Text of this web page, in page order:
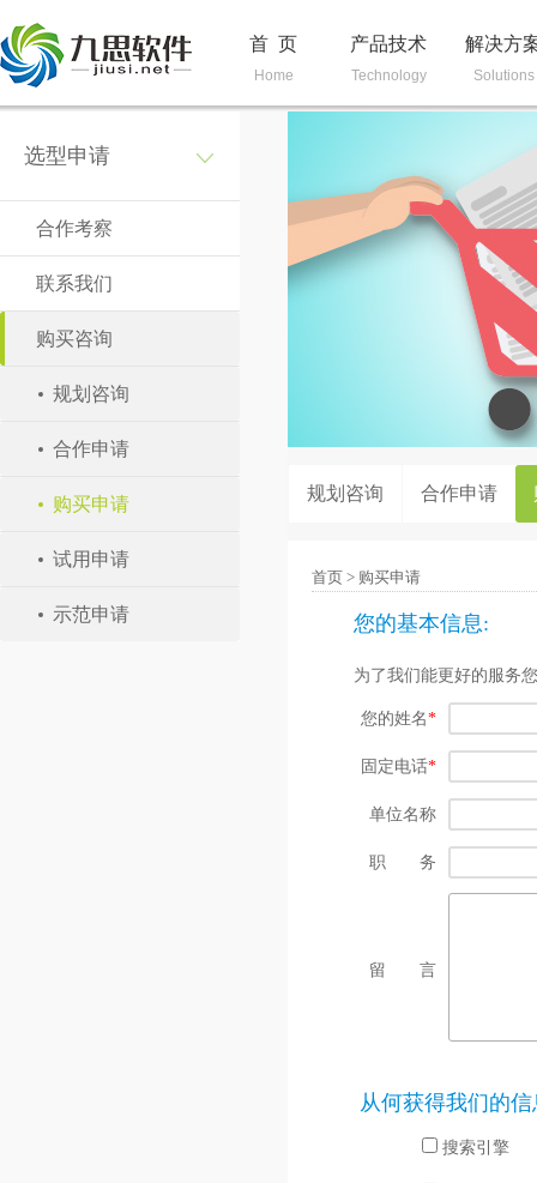
首 页
Home
产品技术
Technology
解决方
Solutions
选型申请
合作考察
联系我们
购买咨询
规划咨询
合作申请
购买申请
试用申请
示范申请
规划咨询 合作申请
首页 > 购买申请
您的基本信息:
为了我们能更好的服务
您的姓名*
固定电话*
单位名称
职 务
留 言
从何获得我们的信
搜索引擎